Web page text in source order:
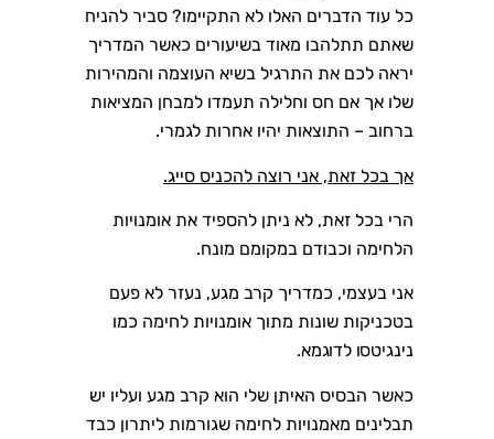
כל עוד הדברים האלו לא התקיימו? סביר להניח
שאתם תתלהבו מאוד בשיעורים כאשר המדריך
יראה לכם את התרגיל בשיא העוצמה והמהירות
שלו אך אם חס וחלילה תעמדו למבחן המציאות
ברחוב – התוצאות יהיו אחרות לגמרי.
אך בכל זאת, אני רוצה להכניס סייג.
הרי בכל זאת, לא ניתן להספיד את אומנויות
הלחימה וכבודם במקומם מונח.
אני בעצמי, כמדריך קרב מגע, נעזר לא פעם
בטכניקות שונות מתוך אומנויות לחימה כמו
נינגיטסו לדוגמא.
כאשר הבסיס האיתן שלי הוא קרב מגע ועליו יש
תבלינים מאמנויות לחימה שגורמות ליתרון כבד